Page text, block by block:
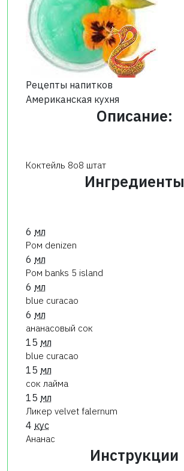
Рецепты напитков
Американская кухня
Описание:
Коктейль 8о8 штат
Ингредиенты
6 мл
Ром denizen
6 мл
Ром banks 5 island
6 мл
blue curacao
6 мл
ананасовый сок
15 мл
blue curacao
15 мл
сок лайма
15 мл
Ликер velvet falernum
4 кус
Ананас
Инструкции